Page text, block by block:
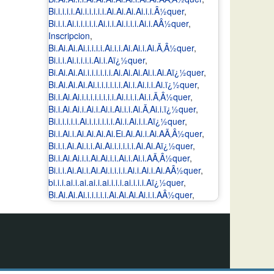
Bi.i.i.i.i.Ai.i.i.i.i.i.Ai.Ai.Ai.Ai.i.i.Â½quer,
Bi.i.i.Ai.i.i.i.i.i.Ai.i.i.Ai.i.i.i.Ai.i.AÂ½quer,
Inscripcion,
Bi.Ai.Ai.Ai.i.i.i.i.Ai.i.i.Ai.Ai.i.Ai.Ã‚Â½quer,
Bi.i.i.Ai.i.i.i.i.Ai.i.Aï¿½quer,
Bi.Ai.Ai.Ai.i.i.i.i.i.i.Ai.Ai.Ai.Ai.i.Ai.Aï¿½quer,
Bi.Ai.Ai.Ai.Ai.i.i.i.i.i.i.Ai.i.Ai.i.i.Ai.ï¿½quer,
Bi.i.Ai.Ai.i.i.i.i.i.i.i.i.Ai.i.i.i.Ai.i.Ã‚Â½quer,
Bi.i.Ai.Ai.i.Ai.i.Ai.i.Ai.i.i.Ai.Ã‚Ai.i.ï¿½quer,
Bi.i.i.i.i.i.Ai.i.i.i.i.i.i.Ai.i.Ai.i.i.Aï¿½quer,
Bi.i.Ai.i.Ai.Ai.Ai.Ai.Ei.Ai.Ai.i.Ai.AÃ‚Â½quer,
Bi.i.i.Ai.Ai.i.i.Ai.Ai.i.i.i.i.i.Ai.Ai.Aï¿½quer,
Bi.i.Ai.Ai.i.i.Ai.Ai.i.i.Ai.i.Ai.i.AÃ‚Â½quer,
Bi.i.i.Ai.Ai.i.Ai.Ai.i.i.i.i.Ai.i.Ai.i.Ai.AÂ½quer,
bi.i.i.ai.i.ai.ai.i.ai.i.i.i.ai.i.i.i.Aï¿½quer,
Bi.Ai.Ai.Ai.i.i.i.i.i.Ai.Ai.Ai.Ai.i.i.AÂ½quer,